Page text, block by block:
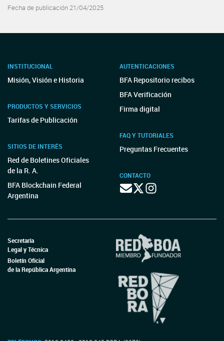
Fecha de publicación 21/04/2025
INSTITUCIONAL
Misión, Visión e Historia
PRODUCTOS Y SERVICIOS
Tarifas de Publicación
SITIOS DE INTERÉS
Red de Boletines Oficiales
de la R. A.
BFA Blockchain Federal
Argentina
AUTENTICACIONES
BFA Repositorio recibos
BFA Verificación
Firma digital
FAQ Y TUTORIALES
Preguntas Frecuentes
CONTACTO
Secretaría
Legal y Técnica
Boletín Oficial
de la República Argentina